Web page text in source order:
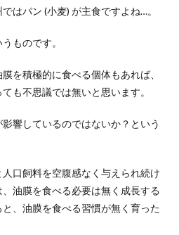
はパン (小麦) が主食ですよね…。
ものです。
を積極的に食べる個体もあれば、
も不思議では無いと思います。
響しているのではないか？という
口飼料を空腹感なく与えられ続け
油膜を食べる必要は無く成長する
、油膜を食べる習慣が無く育った